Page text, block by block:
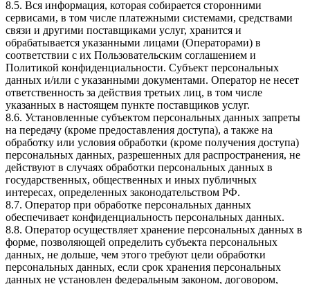
8.5. Вся информация, которая собирается сторонними
сервисами, в том числе платежными системами, средствами
связи и другими поставщиками услуг, хранится и
обрабатывается указанными лицами (Операторами) в
соответствии с их Пользовательским соглашением и
Политикой конфиденциальности. Субъект персональных
данных и/или с указанными документами. Оператор не несет
ответственность за действия третьих лиц, в том числе
указанных в настоящем пункте поставщиков услуг.
8.6. Установленные субъектом персональных данных запреты
на передачу (кроме предоставления доступа), а также на
обработку или условия обработки (кроме получения доступа)
персональных данных, разрешенных для распространения, не
действуют в случаях обработки персональных данных в
государственных, общественных и иных публичных
интересах, определенных законодательством РФ.
8.7. Оператор при обработке персональных данных
обеспечивает конфиденциальность персональных данных.
8.8. Оператор осуществляет хранение персональных данных в
форме, позволяющей определить субъекта персональных
данных, не дольше, чем этого требуют цели обработки
персональных данных, если срок хранения персональных
данных не установлен федеральным законом, договором,